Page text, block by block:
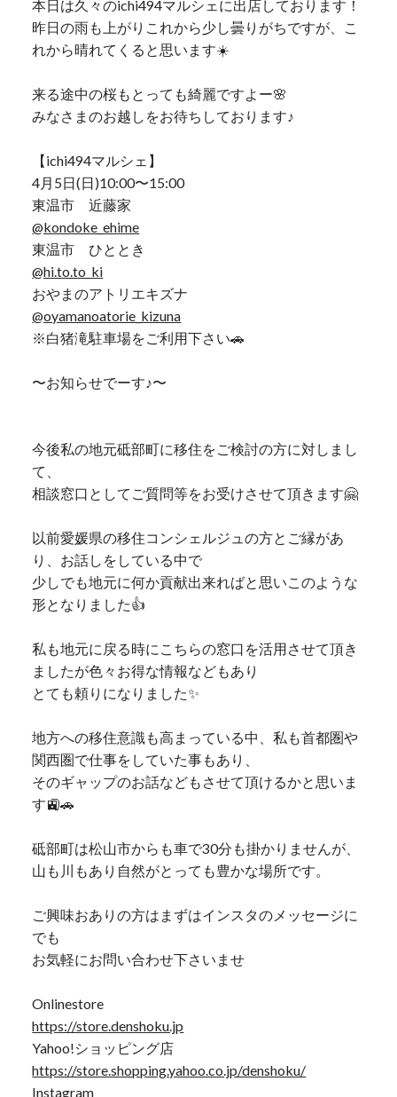
本日は久々のichi494マルシェに出店しております！
昨日の雨も上がりこれから少し曇りがちですが、こ
れから晴れてくると思います☀️
来る途中の桜もとっても綺麗ですよー🌸
みなさまのお越しをお待ちしております♪
【ichi494マルシェ】
4月5日(日)10:00〜15:00
東温市 近藤家
@kondoke_ehime
東温市 ひととき
@hi.to.to_ki
おやまのアトリエキズナ
@oyamanoatorie_kizuna
※白猪滝駐車場をご利用下さい🚗
〜お知らせでーす♪〜
今後私の地元砥部町に移住をご検討の方に対しまし
て、
相談窓口としてご質問等をお受けさせて頂きます🤗
以前愛媛県の移住コンシェルジュの方とご縁があ
り、お話しをしている中で
少しでも地元に何か貢献出来ればと思いこのような
形となりました👍
私も地元に戻る時にこちらの窓口を活用させて頂き
ましたが色々お得な情報などもあり
とても頼りになりました✨
地方への移住意識も高まっている中、私も首都圏や
関西圏で仕事をしていた事もあり、
そのギャップのお話などもさせて頂けるかと思いま
す🚉🚗
砥部町は松山市からも車で30分も掛かりませんが、
山も川もあり自然がとっても豊かな場所です。
ご興味おありの方はまずはインスタのメッセージに
でも
お気軽にお問い合わせ下さいませ
Onlinestore
https://store.denshoku.jp
Yahoo!ショッピング店
https://store.shopping.yahoo.co.jp/denshoku/
Instagram